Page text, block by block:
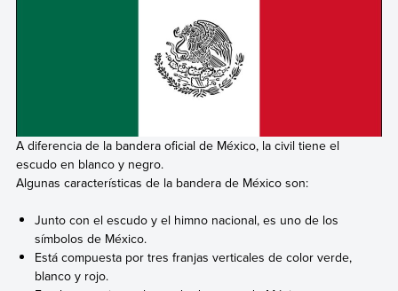
A diferencia de la bandera oficial de México, la civil tiene el
escudo en blanco y negro.
Algunas características de la bandera de México son:
Junto con el escudo y el himno nacional, es uno de los
símbolos de México.
Está compuesta por tres franjas verticales de color verde,
blanco y rojo.